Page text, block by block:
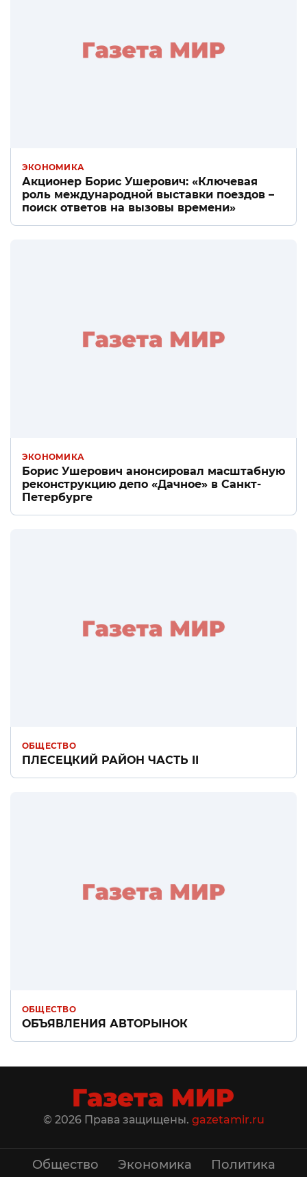
ЭКОНОМИКА
Акционер Борис Ушерович: «Ключевая
роль международной выставки поездов –
поиск ответов на вызовы времени»
ЭКОНОМИКА
Борис Ушерович анонсировал масштабную
реконструкцию депо «Дачное» в Санкт-
Петербурге
ОБЩЕСТВО
ПЛЕСЕЦКИЙ РАЙОН ЧАСТЬ II
ОБЩЕСТВО
ОБЪЯВЛЕНИЯ АВТОРЫНОК
© 2026 Права защищены. gazetamir.ru
Общество Экономика Политика